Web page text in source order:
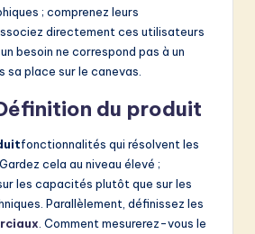
; comprenez leurs
directement ces utilisateurs
un besoin ne correspond pas à un
sa place sur le canevas.
du produit
fonctionnalités qui résolvent les
cela au niveau élevé ;
les capacités plutôt que sur les
Parallèlement, définissez les
. Comment mesurerez-vous le